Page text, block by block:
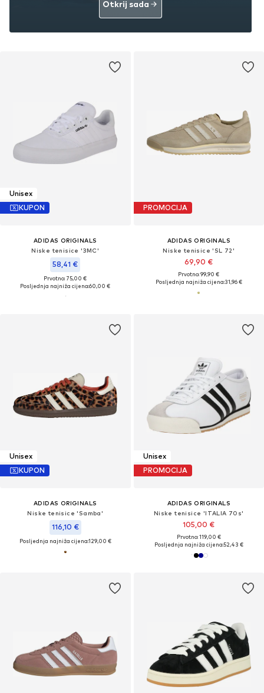
Unisex
KUPON
ADIDAS ORIGINALS
Niske tenisice '3MC'
58,41 €
Prvotno: 75,00 €
Posljednja najniža cijena:60,00 €
PROMOCIJA
ADIDAS ORIGINALS
Niske tenisice 'SL 72'
69,90 €
Prvotno: 99,90 €
Posljednja najniža cijena:31,96 €
Unisex
KUPON
ADIDAS ORIGINALS
Niske tenisice 'Samba'
116,10 €
Posljednja najniža cijena:129,00 €
Unisex
PROMOCIJA
ADIDAS ORIGINALS
Niske tenisice 'ITALIA 70s'
105,00 €
Prvotno: 119,00 €
Posljednja najniža cijena:52,43 €
Otkrij sada